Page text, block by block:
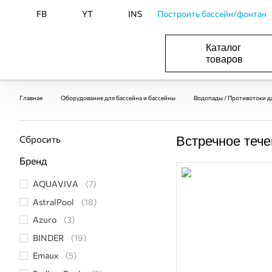
FB YT INS Построить бассейн/фонтан
Каталог
товаров
Главная Оборудование для бассейна и бассейны Водопады / Противотоки
Сбросить
Бренд
AQUAVIVA
(7)
AstralPool
(18)
Azuro
(3)
BINDER
(19)
Emaux
(5)
Встречное